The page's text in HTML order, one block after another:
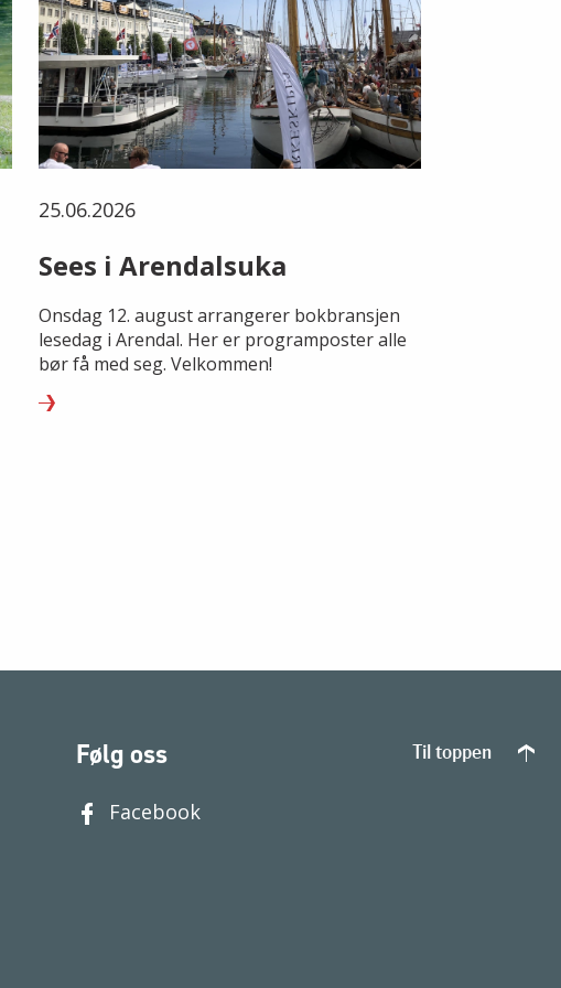
25.06.2026
Sees i Arendalsuka
Onsdag 12. august arrangerer bokbransjen
lesedag i Arendal. Her er programposter alle
bør få med seg. Velkommen!
Følg oss
Facebook
Til toppen